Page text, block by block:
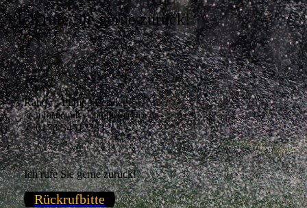
Ich rufe Sie gerne zurück!
Randy's Pumpenservice
@ info@randys-pumpenservice.de
✆ 0176-34517233
Ich rufe Sie gerne zurück!
Rückrufbitte